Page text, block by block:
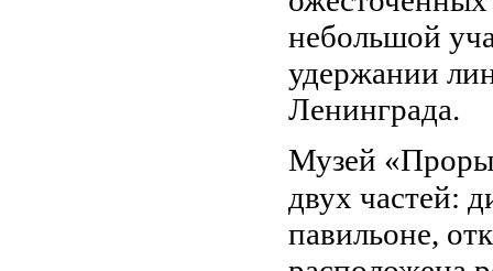
небольшой
удержании
Ленинграда.
Музей
двух частей:
павильоне,